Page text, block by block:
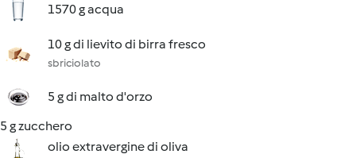
1570 g acqua
10 g di lievito di birra fresco
sbriciolato
5 g di malto d'orzo
5 g zucchero
olio extravergine di oliva